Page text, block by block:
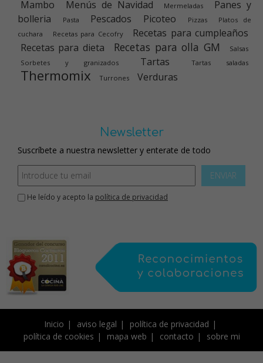
Mambo Menús de Navidad Mermeladas
Panes y
bolleria
Pasta Pescados Picoteo Pizzas
Platos de
cuchara
Recetas para Cecofry
Recetas para cumpleaños
Recetas para dieta
Recetas para olla GM
Salsas
Sorbetes y granizados
Tartas Tartas saladas
Thermomix Turrones Verduras
Newsletter
Suscríbete a nuestra newsletter y enterate de todo
ENVIAR
He leído y acepto la política de privacidad
Inicio aviso legal
política de privacidad
política de cookies
mapa web contacto sobre mi